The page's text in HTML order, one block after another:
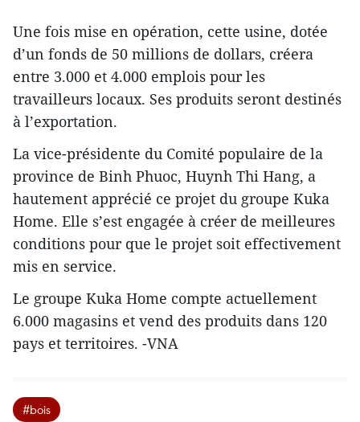
Une fois mise en opération, cette usine, dotée
d’un fonds de 50 millions de dollars, créera
entre 3.000 et 4.000 emplois pour les
travailleurs locaux. Ses produits seront destinés
à l’exportation.
La vice-présidente du Comité populaire de la
province de Binh Phuoc, Huynh Thi Hang, a
hautement apprécié ce projet du groupe Kuka
Home. Elle s’est engagée à créer de meilleures
conditions pour que le projet soit effectivement
mis en service.
Le groupe Kuka Home compte actuellement
6.000 magasins et vend des produits dans 120
pays et territoires. -VNA
#bois